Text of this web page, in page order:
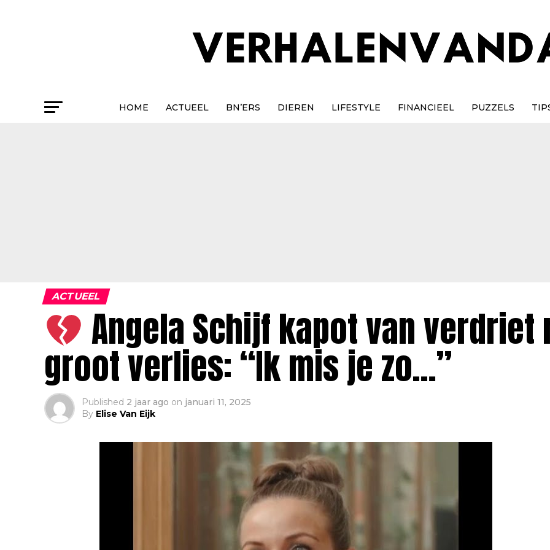
HOME ACTUEEL BN’ERS DIEREN LIFESTYLE FINANCIEEL PUZZELS
ACTUEEL
Angela Schijf kapot van verdriet
groot verlies: “Ik mis je zo…”
Published 2 jaar ago on januari 11, 2025
By Elise Van Eijk